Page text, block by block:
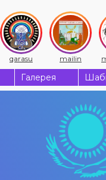
qarasu mailin
Галерея